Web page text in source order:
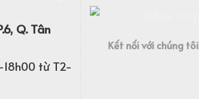
Q. Tân
từ T2-
Kết nối với chúng tôi